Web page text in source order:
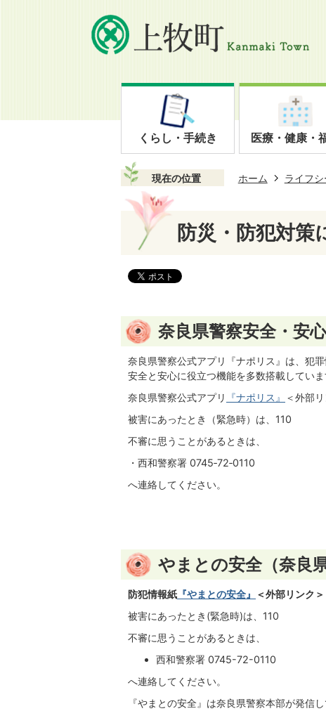
くらし・手続き 医療・健康・
現在の位置 ホーム ライフ
防災・防犯対策
奈良県警察安全・安
奈良県警察公式アプリ『ナポリス』は、犯
安全と安心に役立つ機能を多数搭載していま
奈良県警察公式アプリ
『ナポリス』
＜外部
被害にあったとき（緊急時）は、110
不審に思うことがあるときは、
・西和警察署 0745‐72‐0110
へ連絡してください。
やまとの安全（奈良
防犯情報紙 『やまとの安全』
＜外部リンク＞
被害にあったとき(緊急時)は、110
不審に思うことがあるときは、
西和警察署 0745-72-0110
へ連絡してください。
『やまとの安全』は奈良県警察本部が発信